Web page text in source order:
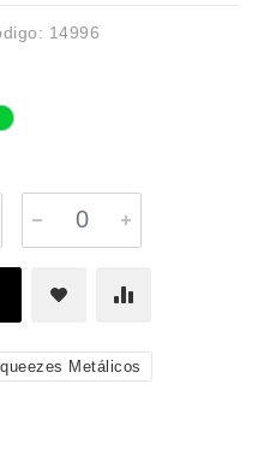
14996
Metálicos